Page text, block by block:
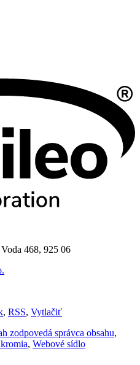
468, 925 06
, RSS, Vytlačiť
zodpovedá správca obsahu,
, Webové sídlo